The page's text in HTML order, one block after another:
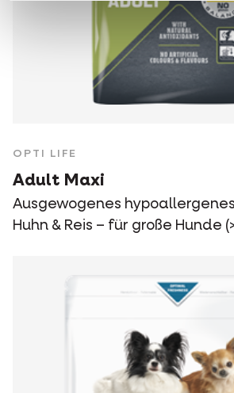
OPTI LIFE
Adult Maxi
Ausgewogenes
Huhn & Reis – für große Hunde